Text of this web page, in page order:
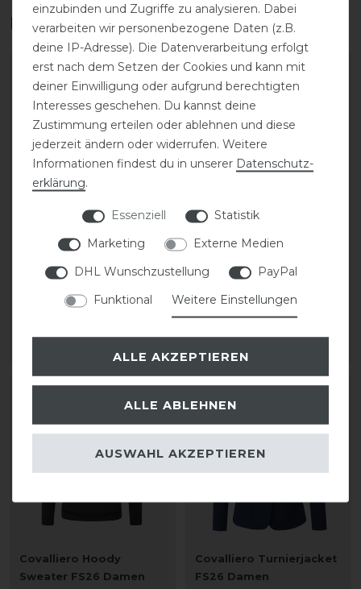
Das perfekte Zubehör für dich
-20%
Covalliero Hoody
Sweater FS26 Damen
statt 69,99 €
-20%
Covalliero Turnierjacket
statt 99,99 €
79,99 € *
Covalliero Hoody
Sweater FS26 Damen
Covalliero Turnierjacket
FS26 Damen
einzubinden und Zugriffe zu analysieren. Dabei
verarbeiten wir personenbezogene Daten (z.B.
deine IP-Adresse). Die Datenverarbeitung erfolgt
erst nach dem Setzen der Cookies und kann mit
deiner Einwilligung oder aufgrund berechtigten
Interesses geschehen. Du kannst deine
Zustimmung erteilen oder ablehnen und diese
jederzeit ändern oder widerrufen. Weitere
Informationen findest du in unserer Daten­schutz­
erklärung.
Essenziell
Statistik
Marketing
Externe Medien
DHL Wunschzustellung
PayPal
Funktional
Weitere Einstellungen
ALLE AKZEPTIEREN
ALLE ABLEHNEN
AUSWAHL AKZEPTIEREN